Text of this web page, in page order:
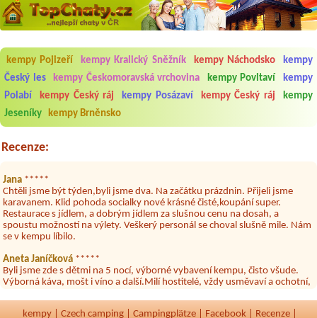
kempy Pojizeří kempy Kralický Sněžník kempy Náchodsko
kempy
Český les
kempy Českomoravská vrchovina kempy Povltaví
kempy
Polabí
kempy Český ráj kempy Posázaví kempy Český ráj
kempy
Jeseníky kempy Brněnsko
Recenze:
Aneta Melicharová
***
Byli jsme zde v týdnu od 25.7. do 1.8. 2026. Kemp jako takový je pěkný.
V umývárně i na WC bylo vždy čisto, doplněný papír i utěrky, což při
množství návštěvníků není samozřejmost. V kempu je obchod a
restaurace, kebab a další občerstvení. Co nás ale velice zklamalo byl
celodenní hluk z repráků u stanů a absolutní bezohlednost ostatních
ubytovaných. Přes den jsem si připadala jak na pouti- z každého koutu
hrála jiná hudba.Kemp pěkný, ale takový rámus jsme ještě nezažili...
Jana
*****
Chtěli jsme být týden,byli jsme dva. Na začátku prázdnin. Přijeli jsme
karavanem. Klid pohoda socialky nové krásné čisté,koupání super.
Restaurace s jídlem, a dobrým jídlem za slušnou cenu na dosah, a
spoustu možností na výlety. Veškerý personál se choval slušně mile. Nám
se v kempu líbilo.
Aneta Janíčková *****
Byli jsme zde s dětmi na 5 nocí, výborné vybavení kempu, čisto všude.
Výborná káva, mošt i víno a další.Milí hostitelé, vždy usměvaví a ochotní,
umístění kempu blízko všem zážitkům ať turistickým,tak vodním. V
docházkové blízkosti kempu vodní nádrž, restaurace a bazénem,
autobusová zastávka, obchod a další. Děkujeme, bylo to úžasné.
kempy Czech camping Campingplätze Facebook Recenze